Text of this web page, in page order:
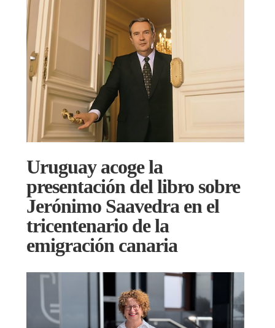
Uruguay acoge la
presentación del libro sobre
Jerónimo Saavedra en el
tricentenario de la
emigración canaria